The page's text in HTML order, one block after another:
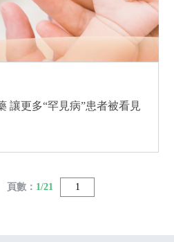
切實保障CGD患者用藥 讓更多“罕見病”患者被看見
頁數： 1/21